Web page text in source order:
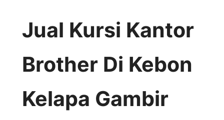
Jual Kursi Kantor
Brother Di Kebon
Kelapa Gambir